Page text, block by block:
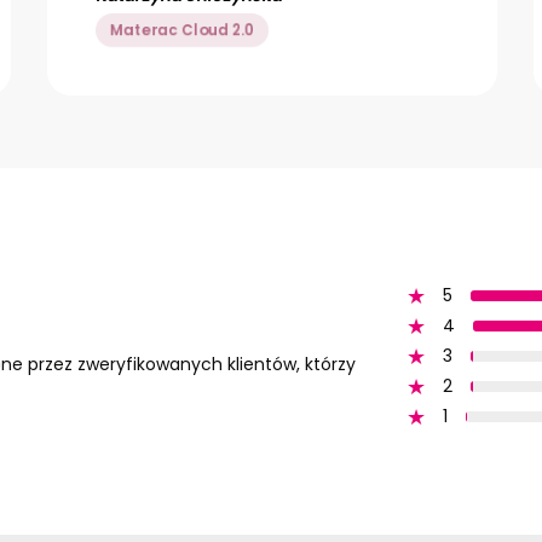
Materac Cloud 2.0
przez zweryfikowanych klientów, którzy
5
4
3
2
1